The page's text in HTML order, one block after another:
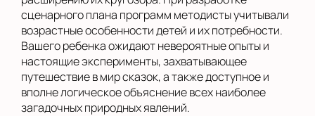
сценарного плана программ методисты учитывали
возрастные особенности детей и их потребности.
Вашего ребенка ожидают невероятные опыты и
настоящие эксперименты, захватывающее
путешествие в мир сказок, а также доступное и
вполне логическое объяснение всех наиболее
загадочных природных явлений.